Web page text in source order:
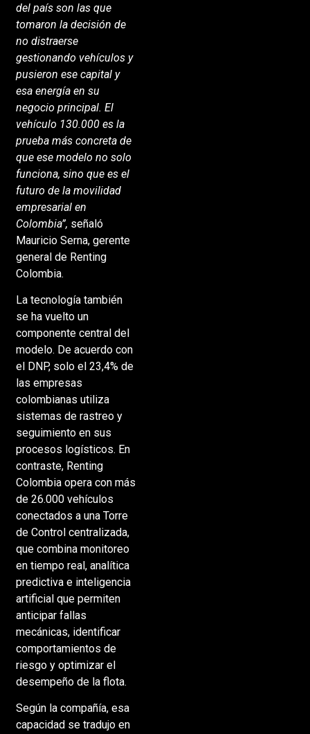
del país son las que
tomaron la decisión de
no distraerse
gestionando vehículos y
pusieron ese capital y
esa energía en su
negocio principal. El
vehículo 130.000 es la
prueba más concreta de
que ese modelo no solo
funciona, sino que es el
futuro de la movilidad
empresarial en
Colombia”, señaló
Mauricio Serna, gerente
general de Renting
Colombia.
La tecnología también
se ha vuelto un
componente central del
modelo. De acuerdo con
el DNP, solo el 23,4% de
las empresas
colombianas utiliza
sistemas de rastreo y
seguimiento en sus
procesos logísticos. En
contraste, Renting
Colombia opera con más
de 26.000 vehículos
conectados a una Torre
de Control centralizada,
que combina monitoreo
en tiempo real, analítica
predictiva e inteligencia
artificial que permiten
anticipar fallas
mecánicas, identificar
comportamientos de
riesgo y optimizar el
desempeño de la flota.
Según la compañía, esa
capacidad se tradujo en